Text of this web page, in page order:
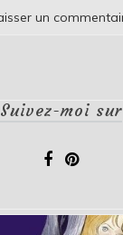
Suivez-moi sur